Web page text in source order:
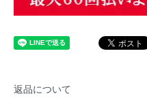
返品について